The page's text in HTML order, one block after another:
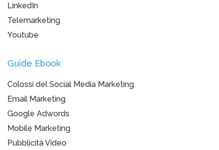
LinkedIn
Telemarketing
Youtube
Guide Ebook
Colossi del Social Media Marketing
Email Marketing
Google Adwords
Mobile Marketing
Pubblicità Video